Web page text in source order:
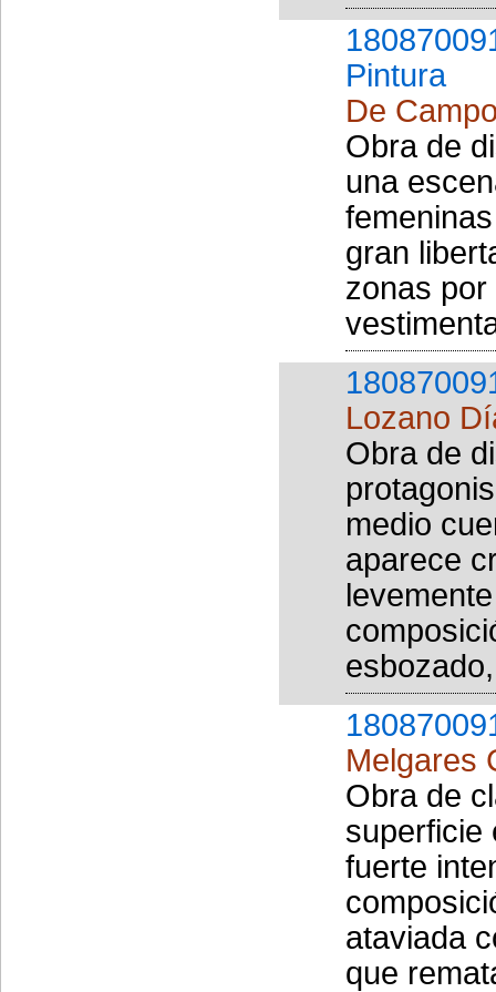
Pintura
De
Obra de
una
gran
zonas
Lozano
Obra de
medio
aparece
Melgares
Obra de
superficie
fuerte
ataviada
que